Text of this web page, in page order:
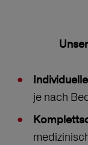
je nach